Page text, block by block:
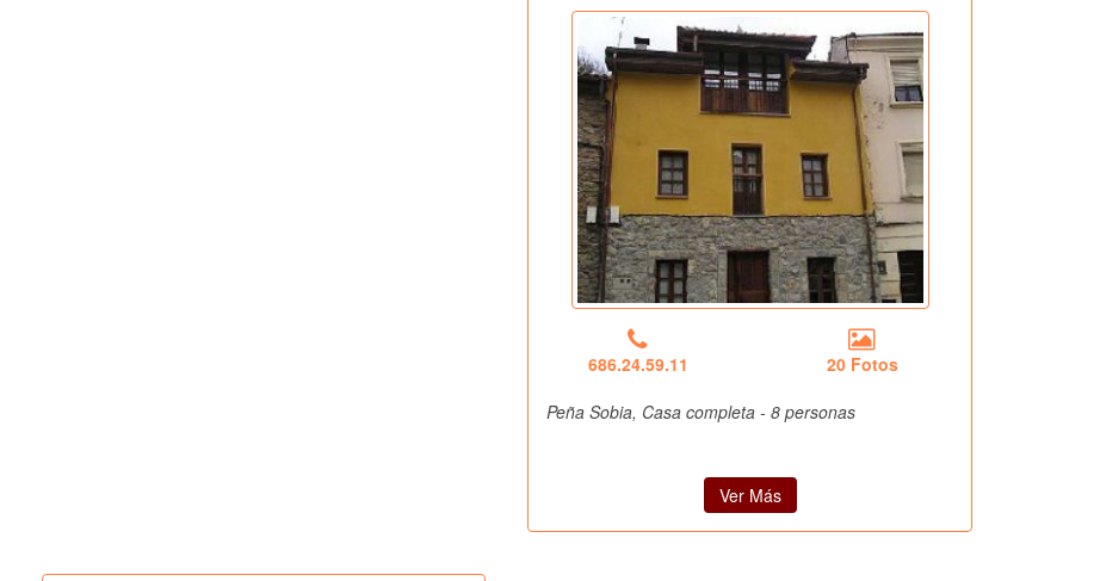
686.24.59.11
20 Fotos
Peña Sobia, Casa completa - 8 personas
Ver Más